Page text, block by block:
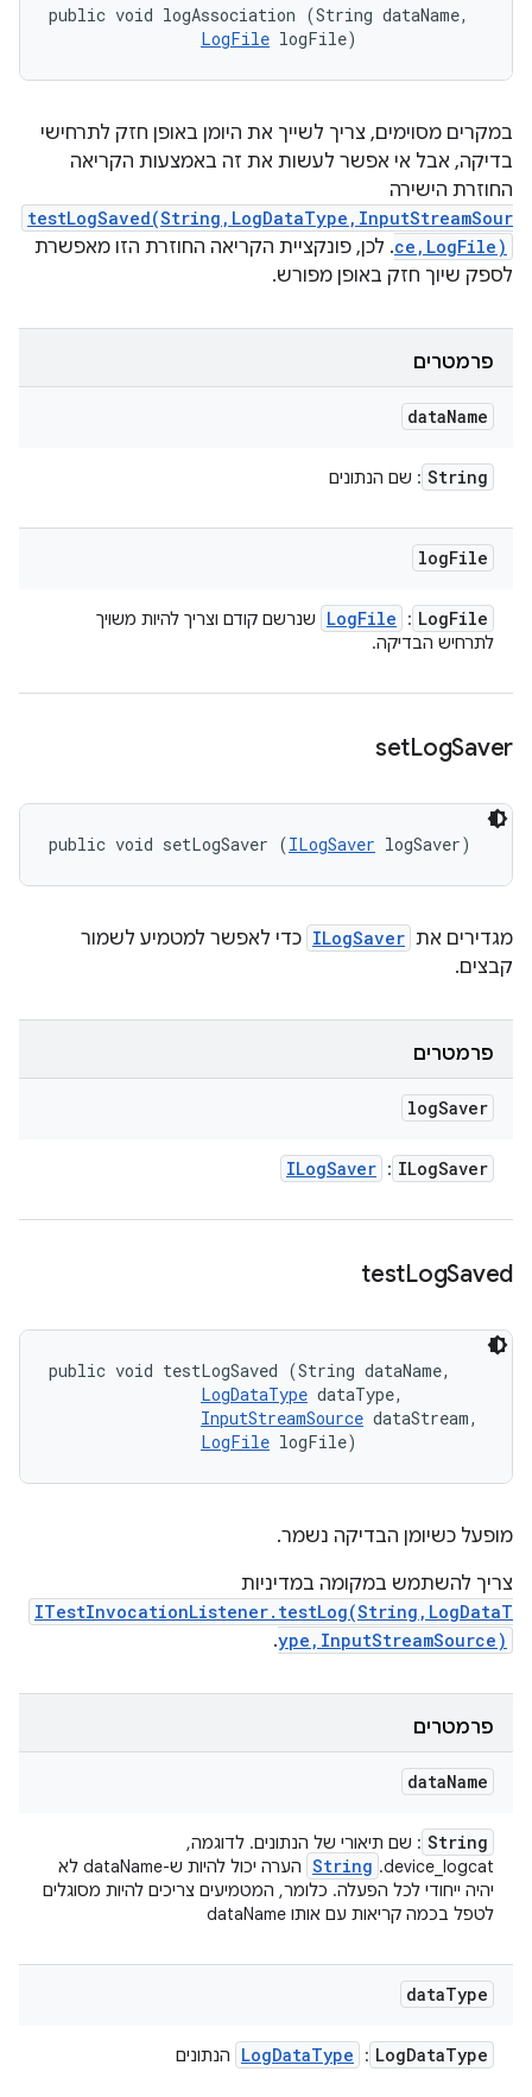
public void logAssociation (String dataName,
LogFile logFile)
במקרים מסוימים, צריך לשייך את היומן באופן חזק לתרחישי
בדיקה, אבל אי אפשר לעשות את זה באמצעות הקריאה
החוזרת הישירה
testLogSaved(String,LogDataType,InputStreamSour
ce,LogFile). לכן, פונקציית הקריאה החוזרת הזו מאפשרת
לספק שיוך חזק באופן מפורש.
פרמטרים
dataName
String : שם הנתונים
logFile
LogFile
:
LogFile
שנרשם קודם וצריך להיות משויך
לתרחיש הבדיקה.
setLogSaver
public void setLogSaver (ILogSaver logSaver)
מגדירים את ILogSaver כדי לאפשר למטמיע לשמור
קבצים.
פרמטרים
logSaver
ILogSaver
:
ILogSaver
testLogSaved
public void testLogSaved (String dataName,
LogDataType dataType,
InputStreamSource dataStream,
LogFile logFile)
מופעל כשיומן הבדיקה נשמר.
צריך להשתמש במקומה במדיניות
ITestInvocationListener.testLog(String,LogDataT
ype,InputStreamSource)
.
פרמטרים
dataName
String : שם תיאורי של הנתונים. לדוגמה,
device_logcat.
String
הערה יכול להיות ש-dataName לא
יהיה ייחודי לכל הפעלה. כלומר, המטמיעים צריכים להיות מסוגלים
לטפל בכמה קריאות עם אותו dataName
dataType
LogDataType
:
LogDataType הנתונים